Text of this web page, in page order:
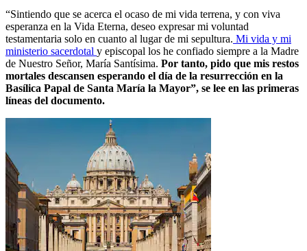
“Sintiendo que se acerca el ocaso de mi vida terrena, y con viva
esperanza en la Vida Eterna, deseo expresar mi voluntad
testamentaria solo en cuanto al lugar de mi sepultura. Mi vida y mi
ministerio sacerdotal y episcopal los he confiado siempre a la Madre
de Nuestro Señor, María Santísima. Por tanto, pido que mis restos
mortales descansen esperando el día de la resurrección en la
Basílica Papal de Santa María la Mayor”, se lee en las primeras
líneas del documento.